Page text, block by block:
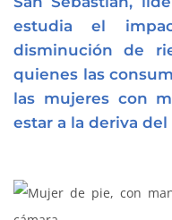
estudia el
disminución de
quienes las
las mujeres con
estar a la deriva